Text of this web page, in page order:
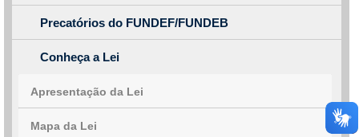
Precatórios do FUNDEF/FUNDEB
Conheça a Lei
Apresentação da Lei
Mapa da Lei